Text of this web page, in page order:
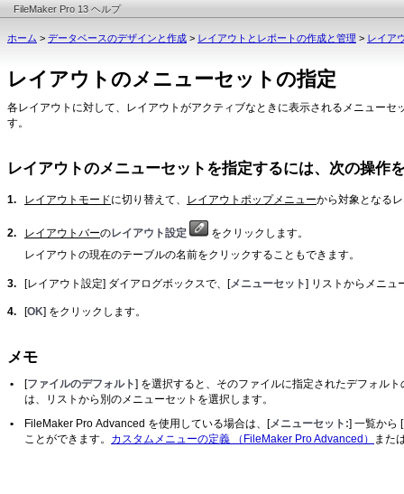
FileMaker Pro 13 ヘルプ
ホーム > データベースのデザインと作成 > レイアウトとレポートの作成と管理 > レイア
レイアウトのメニューセットの指定
各レイアウトに対して、レイアウトがアクティブなときに表示されるメニュー
す。
レイアウトのメニューセットを指定するには、次の操作
1. レイアウトモードに切り替えて、 レイアウトポップメニューから対象となる
2. レイアウトバーのレイアウト設定
をクリックします。
レイアウトの現在のテーブルの名前をクリックすることもできます。
3. [レイアウト設定] ダイアログボックスで、[メニューセット] リストからメニュ
4. [OK] をクリックします。
メモ
• [ファイルのデフォルト] を選択すると、そのファイルに指定されたデフォル
は、リストから別のメニューセットを選択します。
•
FileMaker Pro Advanced を使用している場合は、[メニューセット:] 一覧から [
ことができます。 カスタムメニューの定義 （FileMaker Pro Advanced） また